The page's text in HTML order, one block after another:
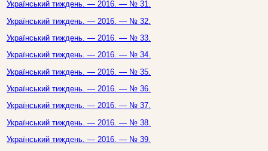
Український тиждень. — 2016. — № 31.
Український тиждень. — 2016. — № 32.
Український тиждень. — 2016. — № 33.
Український тиждень. — 2016. — № 34.
Український тиждень. — 2016. — № 35.
Український тиждень. — 2016. — № 36.
Український тиждень. — 2016. — № 37.
Український тиждень. — 2016. — № 38.
Український тиждень. — 2016. — № 39.